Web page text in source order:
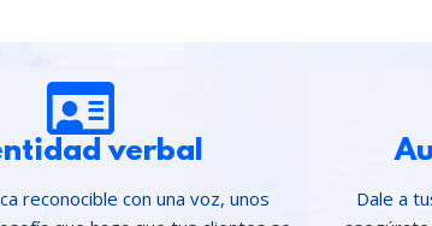
verbal
reconocible con una voz, unos
Dale a